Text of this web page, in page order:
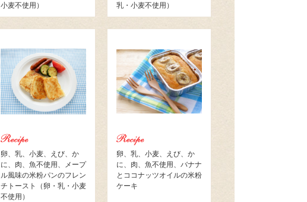
小麦不使用）
乳・小麦不使用）
卵、乳、小麦、えび、か
に、肉、魚不使用、メープ
ル風味の米粉パンのフレン
チトースト（卵・乳・小麦
不使用）
卵、乳、小麦、えび、か
に、肉、魚不使用、バナナ
とココナッツオイルの米粉
ケーキ